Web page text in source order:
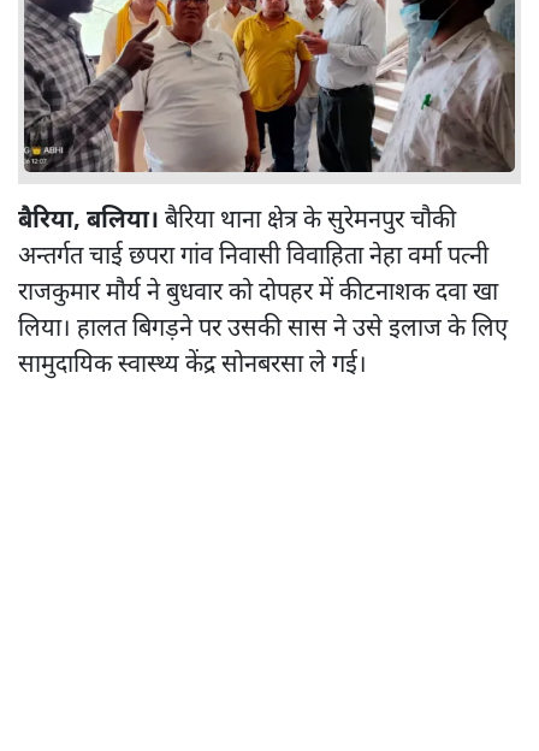
बैरिया, बलिया। बैरिया थाना क्षेत्र के सुरेमनपुर चौकी
अन्तर्गत चाई छपरा गांव निवासी विवाहिता नेहा वर्मा पत्नी
राजकुमार मौर्य ने बुधवार को दोपहर में कीटनाशक दवा खा
लिया। हालत बिगड़ने पर उसकी सास ने उसे इलाज के लिए
सामुदायिक स्वास्थ्य केंद्र सोनबरसा ले गई।